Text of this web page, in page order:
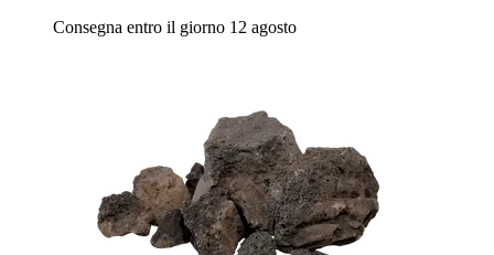
Consegna entro il giorno 12 agosto